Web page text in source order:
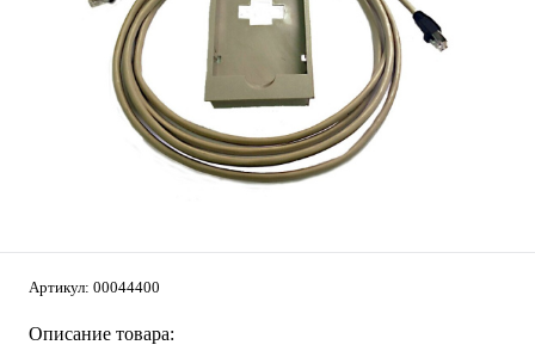
Артикул: 00044400
Описание товара: